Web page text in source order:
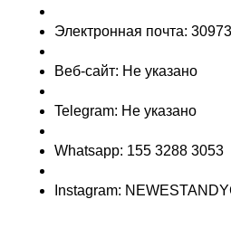
Электронная почта:
Веб-сайт: Не указано
Telegram: Не указано
Whatsapp: 155 3288 3053
Instagram: